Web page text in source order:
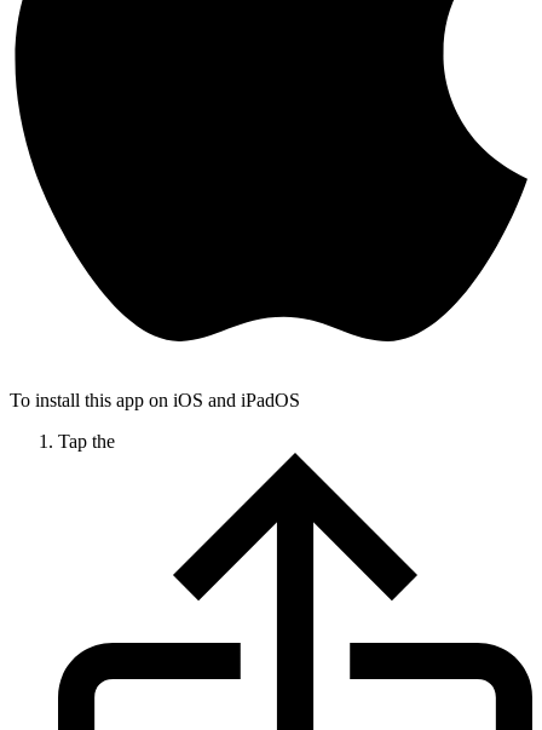
To install this app on iOS and iPadOS
Tap the